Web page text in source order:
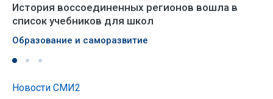
История воссоединенных регионов вошла в
список учебников для школ
Образование и саморазвитие
Новости СМИ2